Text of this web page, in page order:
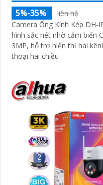
5%-35%
liên hệ
Camera Ống Kính Kép DH-
hình sắc nét nhờ cảm biến
3MP, hỗ trợ hiển thị hai
thoại hai chiều